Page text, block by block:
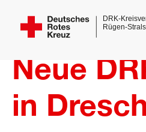
Neue
in